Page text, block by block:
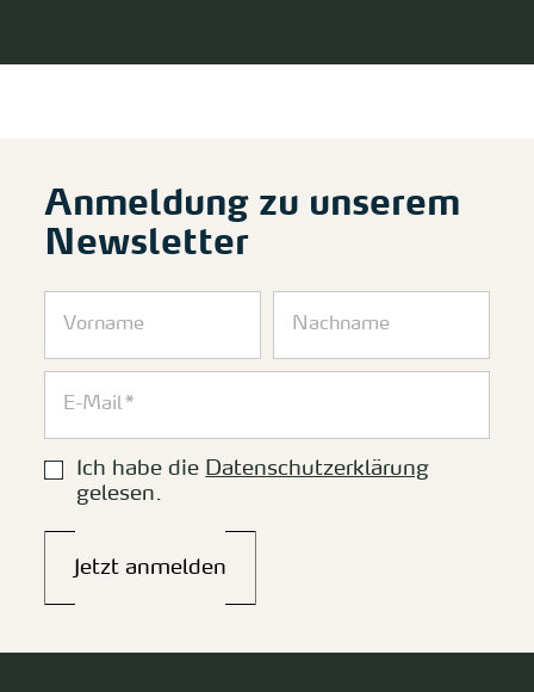
Anmeldung zu unserem
Newsletter
Ich habe die Datenschutzerklärung
gelesen.
Jetzt anmelden